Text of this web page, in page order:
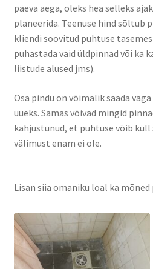
päeva aega, oleks hea selleks
planeerida. Teenuse hind sõltub
kliendi soovitud puhtuse
puhastada vaid üldpinnad või ka
liistude alused jms).
Osa pindu on võimalik saada
uueks. Samas võivad mingid
kahjustunud, et puhtuse võib
välimust enam ei ole.
Lisan siia omaniku loal ka mõned